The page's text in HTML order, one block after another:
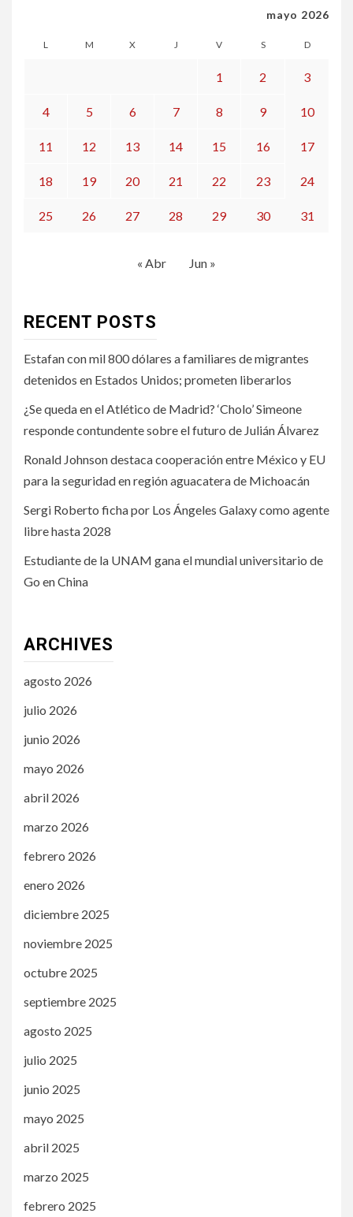
mayo 2026
L M X J V S D
1 2 3
4 5 6 7 8 9 10
11 12 13 14 15 16 17
18 19 20 21 22 23 24
25 26 27 28 29 30 31
« Abr Jun »
RECENT POSTS
Estafan con mil 800 dólares a familiares de migrantes
detenidos en Estados Unidos; prometen liberarlos
¿Se queda en el Atlético de Madrid? ‘Cholo’ Simeone
responde contundente sobre el futuro de Julián Álvarez
Ronald Johnson destaca cooperación entre México y EU
para la seguridad en región aguacatera de Michoacán
Sergi Roberto ficha por Los Ángeles Galaxy como agente
libre hasta 2028
Estudiante de la UNAM gana el mundial universitario de
Go en China
ARCHIVES
agosto 2026
julio 2026
junio 2026
mayo 2026
abril 2026
marzo 2026
febrero 2026
enero 2026
diciembre 2025
noviembre 2025
octubre 2025
septiembre 2025
agosto 2025
julio 2025
junio 2025
mayo 2025
abril 2025
marzo 2025
febrero 2025